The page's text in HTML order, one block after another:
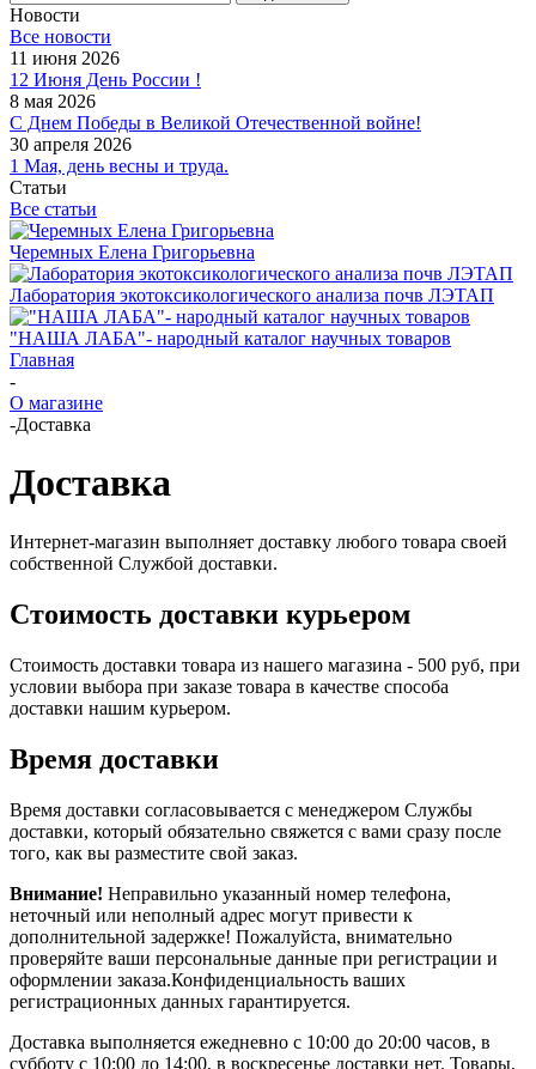
Новости
Все новости
11 июня 2026
12 Июня День России !
8 мая 2026
С Днем Победы в Великой Отечественной войне!
30 апреля 2026
1 Мая, день весны и труда.
Статьи
Все статьи
Черемных Елена Григорьевна
Лаборатория экотоксикологического анализа почв ЛЭТАП
"НАША ЛАБА"- народный каталог научных товаров
Главная
-
О магазине
-Доставка
Доставка
Интернет-магазин выполняет доставку любого товара своей
собственной Службой доставки.
Стоимость доставки курьером
Стоимость доставки товара из нашего магазина - 500 руб, при
условии выбора при заказе товара в качестве способа
доставки нашим курьером.
Время доставки
Время доставки согласовывается с менеджером Службы
доставки, который обязательно свяжется с вами сразу после
того, как вы разместите свой заказ.
Внимание! Неправильно указанный номер телефона,
неточный или неполный адрес могут привести к
дополнительной задержке! Пожалуйста, внимательно
проверяйте ваши персональные данные при регистрации и
оформлении заказа.Конфиденциальность ваших
регистрационных данных гарантируется.
Доставка выполняется ежедневно с 10:00 до 20:00 часов, в
субботу с 10:00 до 14:00, в воскресенье доставки нет. Товары,